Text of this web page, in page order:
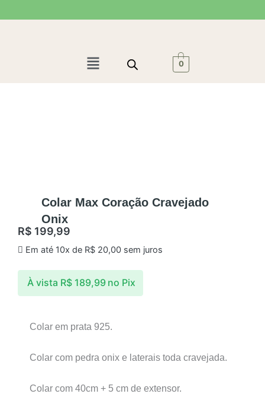
para
Menu 0
Colar Max Coração Cravejado
Onix
R$ 199,99
Em até 10x de R$20,00sem juros
À vista R$189,99 no Pix
Colar em prata 925.
Colar com pedra onix e laterais toda cravejada.
Colar com 40cm + 5 cm de extensor.